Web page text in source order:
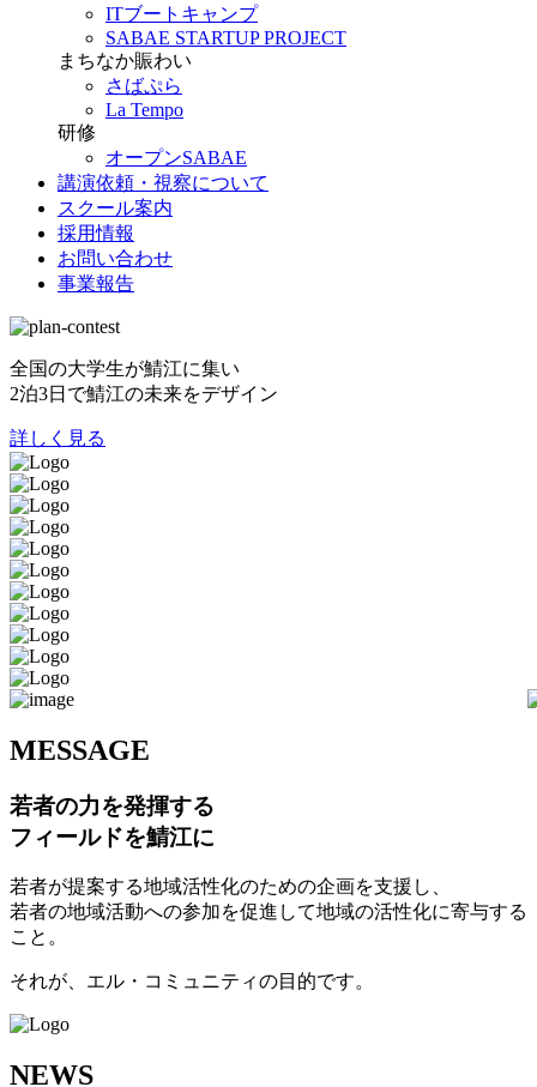
ITブートキャンプ
SABAE STARTUP PROJECT
まちなか賑わい
さばぷら
La Tempo
研修
オープンSABAE
講演依頼・視察について
スクール案内
採用情報
お問い合わせ
事業報告
全国の大学生が鯖江に集い
2泊3日で鯖江の未来をデザイン
詳しく見る
MESSAGE
若者の力を発揮する
フィールドを鯖江に
若者が提案する地域活性化のための企画を支援し、
若者の地域活動への参加を促進して地域の活性化に寄与する
こと。
それが、エル・コミュニティの目的です。
NEWS